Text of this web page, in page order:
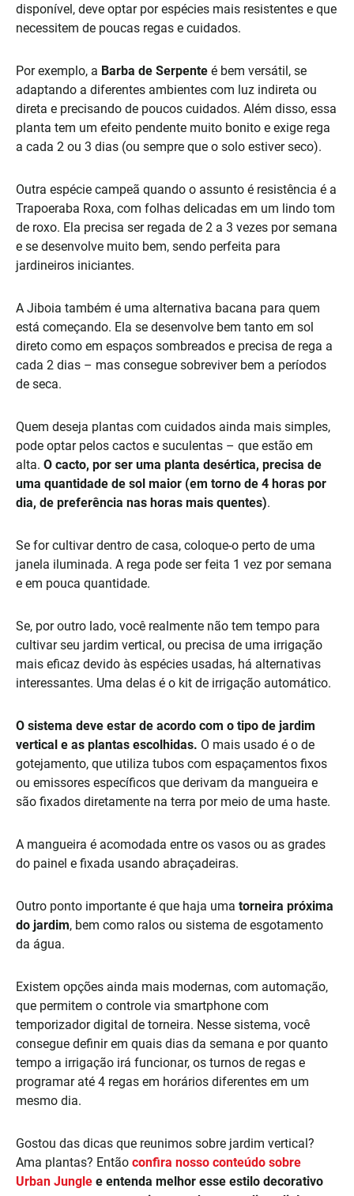
disponível, deve optar por espécies mais resistentes e que
necessitem de poucas regas e cuidados.
Por exemplo, a Barba de Serpente é bem versátil, se
adaptando a diferentes ambientes com luz indireta ou
direta e precisando de poucos cuidados. Além disso, essa
planta tem um efeito pendente muito bonito e exige rega
a cada 2 ou 3 dias (ou sempre que o solo estiver seco).
Outra espécie campeã quando o assunto é resistência é a
Trapoeraba Roxa, com folhas delicadas em um lindo tom
de roxo. Ela precisa ser regada de 2 a 3 vezes por semana
e se desenvolve muito bem, sendo perfeita para
jardineiros iniciantes.
A Jiboia também é uma alternativa bacana para quem
está começando. Ela se desenvolve bem tanto em sol
direto como em espaços sombreados e precisa de rega a
cada 2 dias – mas consegue sobreviver bem a períodos
de seca.
Quem deseja plantas com cuidados ainda mais simples,
pode optar pelos cactos e suculentas – que estão em
alta. O cacto, por ser uma planta desértica, precisa de
uma quantidade de sol maior (em torno de 4 horas por
dia, de preferência nas horas mais quentes).
Se for cultivar dentro de casa, coloque-o perto de uma
janela iluminada. A rega pode ser feita 1 vez por semana
e em pouca quantidade.
Se, por outro lado, você realmente não tem tempo para
cultivar seu jardim vertical, ou precisa de uma irrigação
mais eficaz devido às espécies usadas, há alternativas
interessantes. Uma delas é o kit de irrigação automático.
O sistema deve estar de acordo com o tipo de jardim
vertical e as plantas escolhidas. O mais usado é o de
gotejamento, que utiliza tubos com espaçamentos fixos
ou emissores específicos que derivam da mangueira e
são fixados diretamente na terra por meio de uma haste.
A mangueira é acomodada entre os vasos ou as grades
do painel e fixada usando abraçadeiras.
Outro ponto importante é que haja uma torneira próxima
do jardim, bem como ralos ou sistema de esgotamento
da água.
Existem opções ainda mais modernas, com automação,
que permitem o controle via smartphone com
temporizador digital de torneira. Nesse sistema, você
consegue definir em quais dias da semana e por quanto
tempo a irrigação irá funcionar, os turnos de regas e
programar até 4 regas em horários diferentes em um
mesmo dia.
Gostou das dicas que reunimos sobre jardim vertical?
Ama plantas? Então confira nosso conteúdo sobre
Urban Jungle e entenda melhor esse estilo decorativo